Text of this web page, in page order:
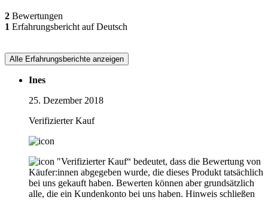
2 Bewertungen
1 Erfahrungsbericht auf Deutsch
Alle Erfahrungsberichte anzeigen
Ines
25. Dezember 2018
Verifizierter Kauf
"Verifizierter Kauf“ bedeutet, dass die Bewertung von
Käufer:innen abgegeben wurde, die dieses Produkt tatsächlich
bei uns gekauft haben. Bewerten können aber grundsätzlich
alle, die ein Kundenkonto bei uns haben. Hinweis schließen